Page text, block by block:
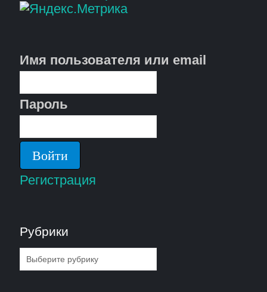
Имя пользователя или email
Пароль
Регистрация
Рубрики
Рубрики